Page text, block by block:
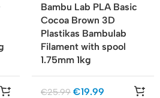
Bambu Lab PLA Basic
Cocoa Brown 3D
Plastikas Bambulab
Filament with spool
1.75mm 1kg
€25.99 €19.99